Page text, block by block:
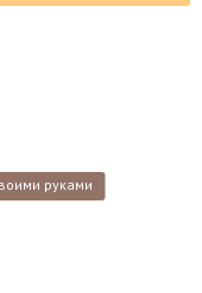
руками